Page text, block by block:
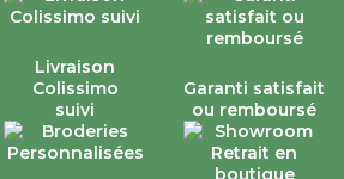
Livraison
Colissimo
suivi
Garanti satisfait
ou remboursé